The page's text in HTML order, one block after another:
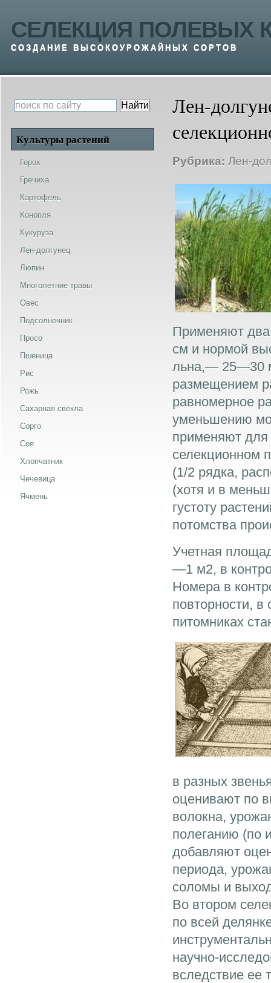
СЕЛЕКЦИЯ ПОЛЕВЫХ
СОЗДАНИЕ ВЫСОКОУРОЖАЙНЫХ СОРТОВ
Лен-
Рубрика: Лен-
Применяют
см и нормой
льна,— 25—30
размещением
равномерное
уменьшению
применяют для
селекционном
(1/2 рядка,
(хотя и в
густоту
потомства
Учетная
—1 м2, в
Номера в
повторности, в
питомниках
в разных
оценивают по
волокна,
полеганию (по
добавляют
периода,
соломы и
Во втором
по всей
научно-
вследствие ее
Культуры растений
Горох
Гречиха
Картофель
Конопля
Кукуруза
Лен-долгунец
Люпин
Многолетние травы
Овес
Подсолнечник
Просо
Пшеница
Рис
Рожь
Сахарная свекла
Сорго
Соя
Хлопчатник
Чечевица
Ячмень